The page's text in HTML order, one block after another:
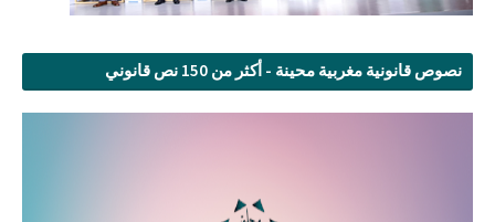
نصوص قانونية مغربية محينة - أكثر من 150 نص قانوني